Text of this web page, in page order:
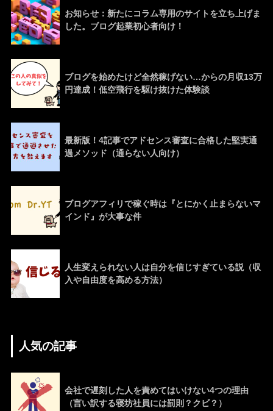
お知らせ：新たにコラム専用のサイトを立ち上げま
した。ブログ起業初心者向け！
ブログを始めたけど全然稼げない…からの月収13万
円達成！低空飛行を駆け抜けた体験談
最新版！4記事でアドセンス審査に合格した堅実通
過メソッド（通らない人向け）
ブログアフィリで稼ぐ時は『とにかく止まらないマ
インド』が大事な件
人生変えられない人は自分を信じすぎている説（収
入や自由度を高める方法）
人気の記事
会社で遅刻した人を責めてはいけない4つの理由
（言い訳する寝坊社員には罰則？クビ？）